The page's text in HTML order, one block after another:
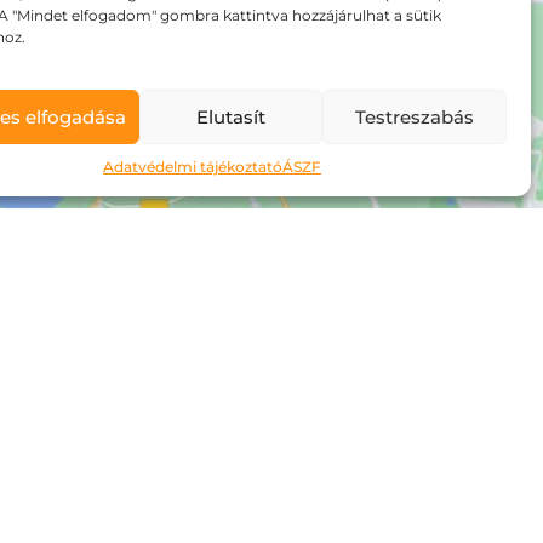
"Mindet elfogadom" gombra kattintva hozzájárulhat a sütik
elfogadása Elutasít Testreszabás
Adatvédelmi tájékoztatóÁSZF